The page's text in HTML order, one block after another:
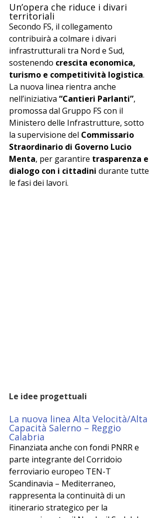
Un’opera che riduce i divari
territoriali
Secondo FS, il collegamento
contribuirà a colmare i divari
infrastrutturali tra Nord e Sud,
sostenendo crescita economica,
turismo e competitività logistica.
La nuova linea rientra anche
nell’iniziativa “Cantieri Parlanti”,
promossa dal Gruppo FS con il
Ministero delle Infrastrutture, sotto
la supervisione del Commissario
Straordinario di Governo Lucio
Menta, per garantire trasparenza e
dialogo con i cittadini durante tutte
le fasi dei lavori.
Le idee progettuali
La nuova linea Alta Velocità/Alta
Capacità Salerno – Reggio
Calabria
Finanziata anche con fondi PNRR e
parte integrante del Corridoio
ferroviario europeo TEN-T
Scandinavia – Mediterraneo,
rappresenta la continuità di un
itinerario strategico per la